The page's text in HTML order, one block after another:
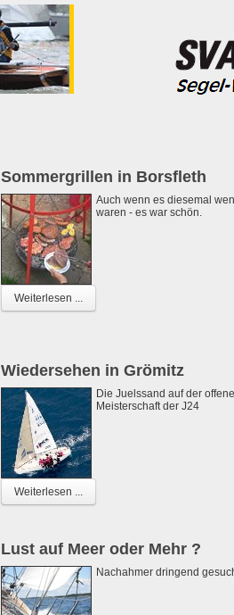
Sommergrillen in Borsfleth
Auch wenn es diesemal
waren - es war schön.
Weiterlesen ...
Wiedersehen in Grömitz
Die Juelssand auf der
Meisterschaft der J24
Weiterlesen ...
Lust auf Meer oder Mehr ?
Nachahmer dringend